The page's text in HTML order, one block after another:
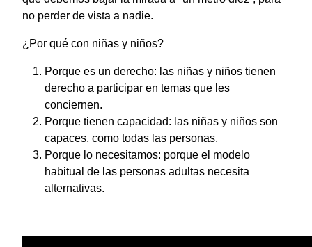
no perder de vista a nadie.
¿Por qué con niñas y niños?
Porque es un derecho: las niñas y niños tienen
derecho a participar en temas que les
conciernen.
Porque tienen capacidad: las niñas y niños son
capaces, como todas las personas.
Porque lo necesitamos: porque el modelo
habitual de las personas adultas necesita
alternativas.